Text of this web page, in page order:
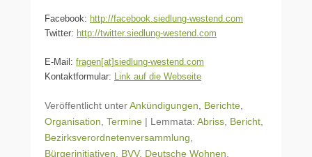
Facebook: http://facebook.siedlung-westend.com
Twitter: http://twitter.siedlung-westend.com
E-Mail: fragen[at]siedlung-westend.com
Kontaktformular: Link auf die Webseite
Veröffentlicht unterAnkündigungen Berichte
Organisation Termine | Lemmata: Abriss Bericht
Bezirksverordnetenversammlung
Bürgerinitiativen
BVV, Deutsche Wohnen